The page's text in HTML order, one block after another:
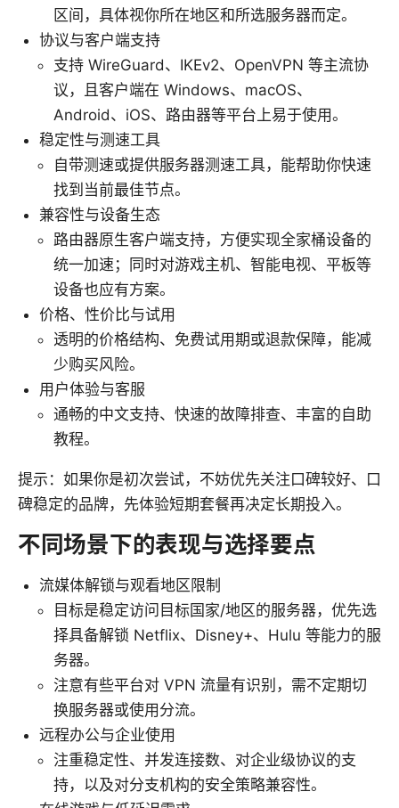
区间，具体视你所在地区和所选服务器而定。
协议与客户端支持
支持 WireGuard、IKEv2、OpenVPN 等主流协
议，且客户端在 Windows、macOS、
Android、iOS、路由器等平台上易于使用。
稳定性与测速工具
自带测速或提供服务器测速工具，能帮助你快速
找到当前最佳节点。
兼容性与设备生态
路由器原生客户端支持，方便实现全家桶设备的
统一加速；同时对游戏主机、智能电视、平板等
设备也应有方案。
价格、性价比与试用
透明的价格结构、免费试用期或退款保障，能减
少购买风险。
用户体验与客服
通畅的中文支持、快速的故障排查、丰富的自助
教程。
提示：如果你是初次尝试，不妨优先关注口碑较好、口
碑稳定的品牌，先体验短期套餐再决定长期投入。
不同场景下的表现与选择要点
流媒体解锁与观看地区限制
目标是稳定访问目标国家/地区的服务器，优先选
择具备解锁 Netflix、Disney+、Hulu 等能力的服
务器。
注意有些平台对 VPN 流量有识别，需不定期切
换服务器或使用分流。
远程办公与企业使用
注重稳定性、并发连接数、对企业级协议的支
持，以及对分支机构的安全策略兼容性。